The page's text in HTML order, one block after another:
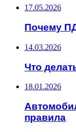
17.05.2026
Почему
14.03.2026
Что
18.01.2026
правила